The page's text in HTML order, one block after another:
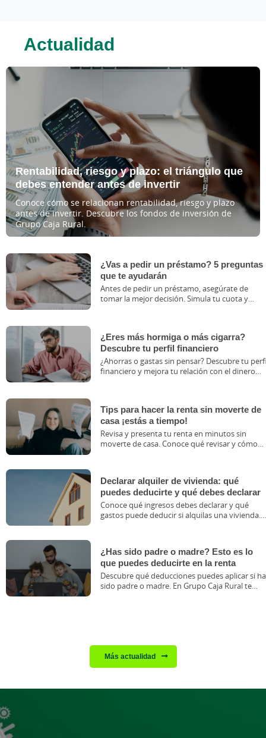
Actualidad
Este bloque de noticias sigue el siguiente orden de
Rentabilidad, riesgo y plazo: el triángulo que
debes entender antes de invertir
Conoce cómo se relacionan rentabilidad, riesgo y plazo
antes de invertir. Descubre los fondos de inversión de
Grupo Caja Rural.
¿Vas a pedir un préstamo? 5 preguntas
que te ayudarán
Antes de pedir un préstamo, asegúrate de
tomar la mejor decisión. Simula tu cuota y
¿Eres más hormiga o más cigarra?
Descubre tu perfil financiero
¿Ahorras o gastas sin pensar? Descubre tu
financiero y mejora tu relación con el dinero
Tips para hacer la renta sin moverte de
casa ¡estás a tiempo!
Revisa y presenta tu renta en minutos sin
moverte de casa. Conoce qué revisar y cómo
Declarar alquiler de vivienda: qué
puedes deducirte y qué debes declarar
Conoce qué ingresos debes declarar y qué
gastos puede deducir si alquilas una vivienda.
¿Has sido padre o madre? Esto es lo
que puedes deducirte en la renta
Descubre qué deducciones puedes aplicar si
sido padre o madre. En Grupo Caja Rural te
Más actualidad